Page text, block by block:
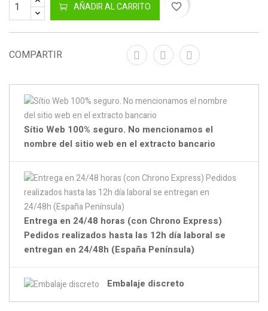
AÑADIR AL CARRITO favorite_border
COMPARTIR
Sítio Web 100% seguro. No mencionamos el
nombre del sitio web en el extracto bancario
Entrega en 24/48 horas (con Chrono Express)
Pedidos realizados hasta las 12h día laboral se
entregan en 24/48h (España Península)
Embalaje discreto